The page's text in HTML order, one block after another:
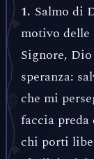
1. Salmo di
motivo
Signore,
speranza:
che mi
faccia
chi porti